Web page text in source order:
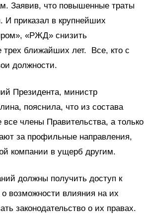
Заявив, что повышенные траты
И приказал в крупнейших
«РЖД» снизить
трех ближайших лет. Все, кто с
должности.
Президента, министр
пояснила, что из состава
члены Правительства, а только
за профильные направления,
компании в ущерб другим.
должны получить доступ к
возможности влияния на их
законодательство о их правах.